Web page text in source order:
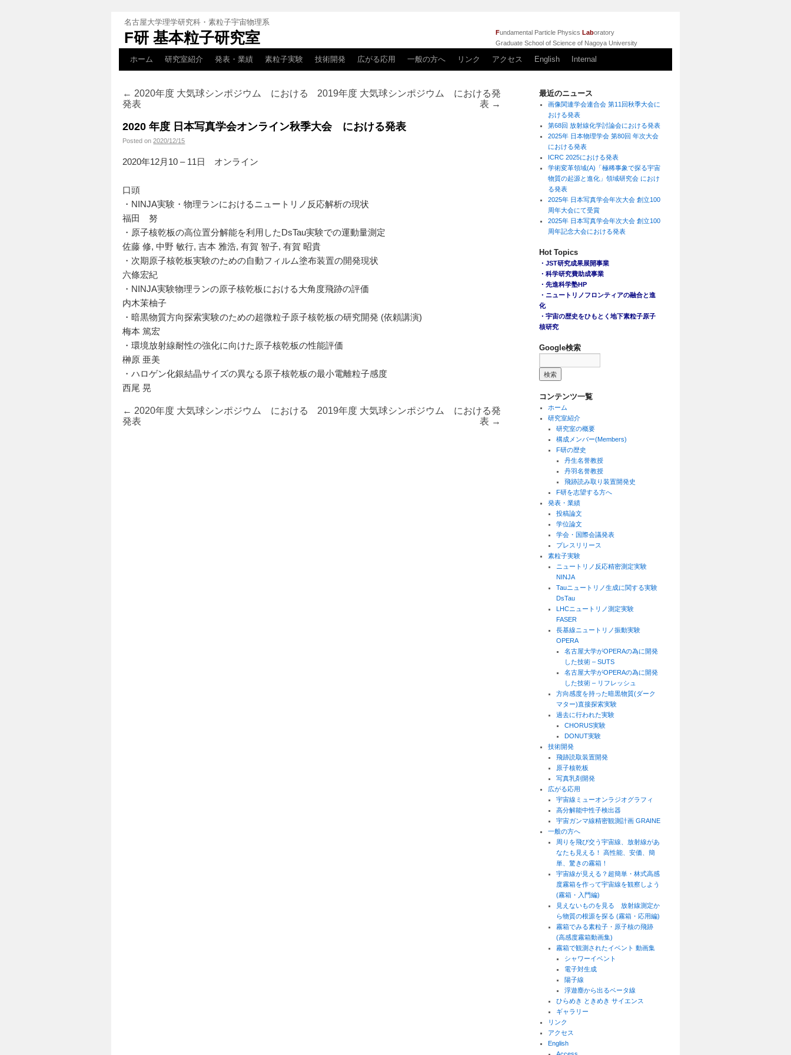
名古屋大学理学研究科・素粒子宇宙物理系
F研 基本粒子研究室 Fundamental Particle Physics Laboratory
Graduate School of Science of Nagoya University
ホーム 研究室紹介 発表・業績 素粒子実験 技術開発 広がる応用 一般の方へ リンク アクセス English Internal
← 2020年度 大気球シンポジウム における
発表
2019年度 大気球シンポジウム における発
表 →
2020 年度 日本写真学会オンライン秋季大会 における発表
Posted on 2020/12/15
2020年12月10 – 11日 オンライン
口頭
・NINJA実験・物理ランにおけるニュートリノ反応解析の現状
福田 努
・原子核乾板の高位置分解能を利用したDsTau実験での運動量測定
佐藤 修, 中野 敏行, 吉本 雅浩, 有賀 智子, 有賀 昭貴
・次期原子核乾板実験のための自動フィルム塗布装置の開発現状
六條宏紀
・NINJA実験物理ランの原子核乾板における大角度飛跡の評価
内木茉柚子
・暗黒物質方向探索実験のための超微粒子原子核乾板の研究開発 (依頼講演)
梅本 篤宏
・環境放射線耐性の強化に向けた原子核乾板の性能評価
榊原 亜美
・ハロゲン化銀結晶サイズの異なる原子核乾板の最小電離粒子感度
西尾 晃
← 2020年度 大気球シンポジウム における
発表
2019年度 大気球シンポジウム における発
表 →
最近のニュース
画像関連学会連合会 第11回秋季大会に
おける発表
第68回 放射線化学討論会における発表
2025年 日本物理学会 第80回 年次大会
における発表
ICRC 2025における発表
学術変革領域(A)「極稀事象で探る宇宙
物質の起源と進化」領域研究会 におけ
る発表
2025年 日本写真学会年次大会 創立100
周年大会にて受賞
2025年 日本写真学会年次大会 創立100
周年記念大会における発表
Hot Topics
・JST研究成果展開事業
・科学研究費助成事業
・先進科学塾HP
・ニュートリノフロンティアの融合と進
化
・宇宙の歴史をひもとく地下素粒子原子
核研究
Google検索
コンテンツ一覧
ホーム
研究室紹介
研究室の概要
構成メンバー(Members)
F研の歴史
丹生名誉教授
丹羽名誉教授
飛跡読み取り装置開発史
F研を志望する方へ
発表・業績
投稿論文
学位論文
学会・国際会議発表
プレスリリース
素粒子実験
ニュートリノ反応精密測定実験
NINJA
Tauニュートリノ生成に関する実験
DsTau
LHCニュートリノ測定実験
FASER
長基線ニュートリノ振動実験
OPERA
名古屋大学がOPERAの為に開発
した技術 – SUTS
名古屋大学がOPERAの為に開発
した技術 – リフレッシュ
方向感度を持った暗黒物質(ダーク
マター)直接探索実験
過去に行われた実験
CHORUS実験
DONUT実験
技術開発
飛跡読取装置開発
原子核乾板
写真乳剤開発
広がる応用
宇宙線ミューオンラジオグラフィ
高分解能中性子検出器
宇宙ガンマ線精密観測計画 GRAINE
一般の方へ
周りを飛び交う宇宙線、放射線があ
なたも見える！ 高性能、安価、簡
単、驚きの霧箱！
宇宙線が見える？超簡単・林式高感
度霧箱を作って宇宙線を観察しよう
(霧箱・入門編)
見えないものを見る 放射線測定か
ら物質の根源を探る (霧箱・応用編)
霧箱でみる素粒子・原子核の飛跡
(高感度霧箱動画集)
霧箱で観測されたイベント 動画集
シャワーイベント
電子対生成
陽子線
浮遊塵から出るベータ線
ひらめき ときめき サイエンス
ギャラリー
リンク
アクセス
English